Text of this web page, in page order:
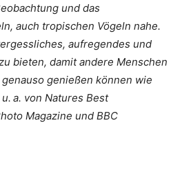
und das
auch tropischen Vögeln nahe.
aufregendes und
bieten, damit andere Menschen
genießen können wie
a. von Natures Best
Magazine und BBC